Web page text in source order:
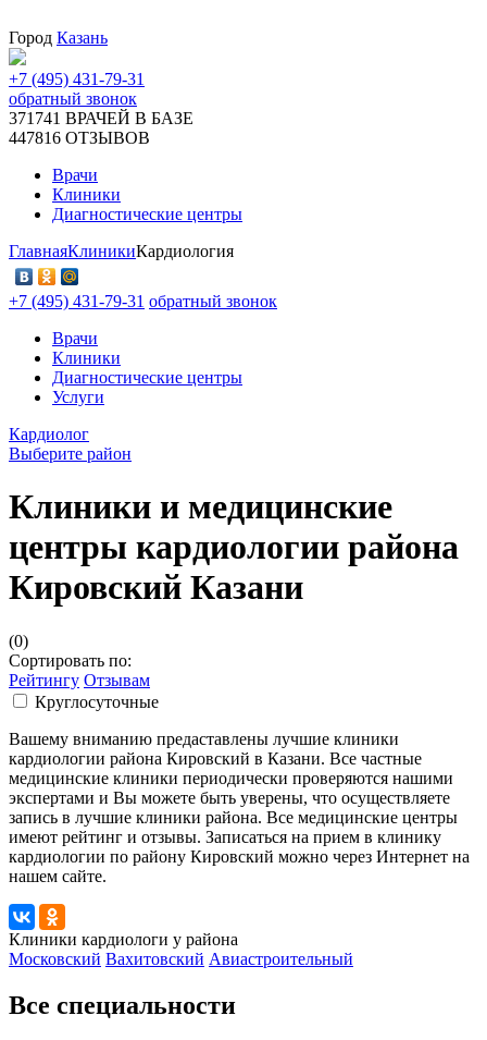
Город Казань
+7 (495) 431-79-31
обратный звонок
371741 ВРАЧЕЙ В БАЗЕ
447816 ОТЗЫВОВ
Врачи
Клиники
Диагностические центры
ГлавнаяКлиникиКардиология
+7 (495) 431-79-31 обратный звонок
Врачи
Клиники
Диагностические центры
Услуги
Кардиолог
Выберите район
Клиники и медицинские
центры кардиологии района
Кировский Казани
(0)
Сортировать по:
Рейтингу Отзывам
Круглосуточные
Вашему вниманию предаставлены лучшие клиники
кардиологии района Кировский в Казани. Все частные
медицинские клиники периодически проверяются нашими
экспертами и Вы можете быть уверены, что осуществляете
запись в лучшие клиники района. Все медицинские центры
имеют рейтинг и отзывы. Записаться на прием в клинику
кардиологии по району Кировский можно через Интернет на
нашем сайте.
Клиники кардиологи у района
Московский Вахитовский Авиастроительный
Все специальности